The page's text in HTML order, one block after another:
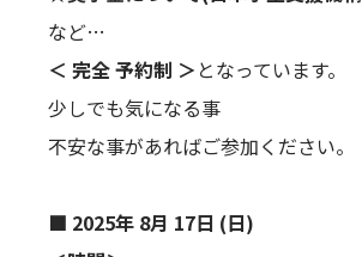
など…
＜ 完全 予約制 ＞ となっています。
少しでも気になる事
不安な事があればご参加ください。
■ 2025年 8月 17日 (日)